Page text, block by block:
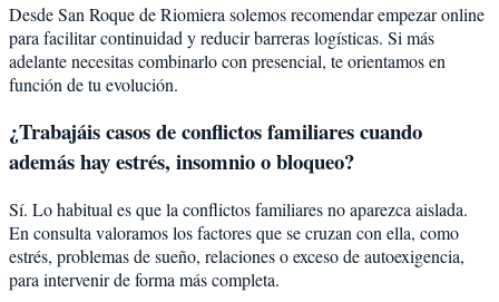
Desde San Roque de Riomiera solemos recomendar empezar online
para facilitar continuidad y reducir barreras logísticas. Si más
adelante necesitas combinarlo con presencial, te orientamos en
función de tu evolución.
¿Trabajáis casos de conflictos familiares cuando
además hay estrés, insomnio o bloqueo?
Sí. Lo habitual es que la conflictos familiares no aparezca aislada.
En consulta valoramos los factores que se cruzan con ella, como
estrés, problemas de sueño, relaciones o exceso de autoexigencia,
para intervenir de forma más completa.